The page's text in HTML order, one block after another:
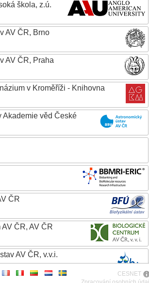
škola, z.ú.
AV ČR, Brno
AV ČR, Praha
v Kroměříži - Knihovna
Akademie věd České
ČR
ČR, AV ČR
AV ČR, v.v.i.
CESNET